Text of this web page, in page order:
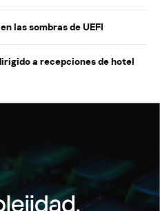
las sombras de UEFI
a recepciones de hotel